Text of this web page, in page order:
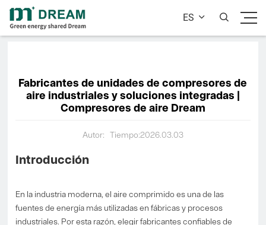
ES  
Fabricantes de unidades de compresores de
aire industriales y soluciones integradas |
Compresores de aire Dream
Autor: Tiempo:2026.03.03
Introducción
En la industria moderna, el aire comprimido es una de las
fuentes de energía más utilizadas en fábricas y procesos
industriales. Por esta razón, elegir fabricantes confiables de